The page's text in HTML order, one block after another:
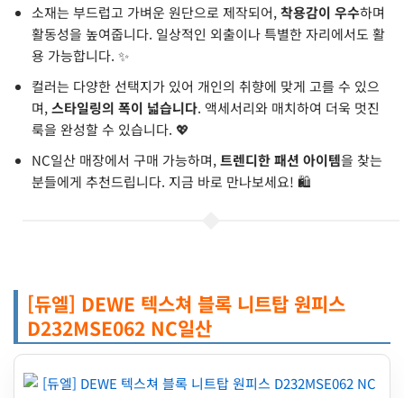
소재는 부드럽고 가벼운 원단으로 제작되어,착용감이 우수하며
활동성을 높여줍니다. 일상적인 외출이나 특별한 자리에서도 활
용 가능합니다. ✨
컬러는 다양한 선택지가 있어 개인의 취향에 맞게 고를 수 있으
며,스타일링의 폭이 넓습니다. 액세서리와 매치하여 더욱 멋진
룩을 완성할 수 있습니다. 💖
NC일산 매장에서 구매 가능하며,트렌디한 패션 아이템을 찾는
분들에게 추천드립니다. 지금 바로 만나보세요! 🛍️
[듀엘] DEWE 텍스쳐 블록 니트탑 원피스
D232MSE062 NC일산